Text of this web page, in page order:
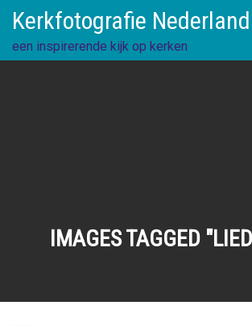
content
Kerkfotografie Nederland
een inspirerende kijk op kerken
IMAGES TAGGED